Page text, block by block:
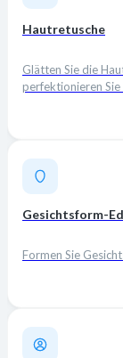
Hautretusche
Glätten Sie die
perfektionieren Sie
Gesichtsform-
Formen Sie